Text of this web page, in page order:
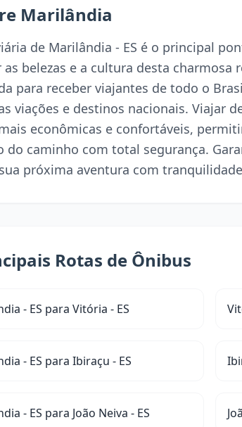
Marilândia
de Marilândia - ES é o principal
as belezas e a cultura desta charmosa
para receber viajantes de todo o
viações e destinos nacionais. Viajar
econômicas e confortáveis,
do caminho com total segurança.
próxima aventura com
Rotas de Ônibus
- ES para Vitória - ES
- ES para Ibiraçu - ES
- ES para João Neiva - ES